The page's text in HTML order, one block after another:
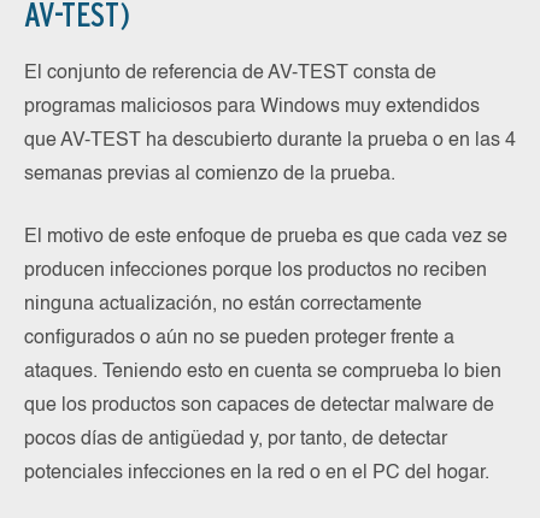
AV-TEST)
El conjunto de referencia de AV-TEST consta de
programas maliciosos para Windows muy extendidos
que AV-TEST ha descubierto durante la prueba o en las 4
semanas previas al comienzo de la prueba.
El motivo de este enfoque de prueba es que cada vez se
producen infecciones porque los productos no reciben
ninguna actualización, no están correctamente
configurados o aún no se pueden proteger frente a
ataques. Teniendo esto en cuenta se comprueba lo bien
que los productos son capaces de detectar malware de
pocos días de antigüedad y, por tanto, de detectar
potenciales infecciones en la red o en el PC del hogar.